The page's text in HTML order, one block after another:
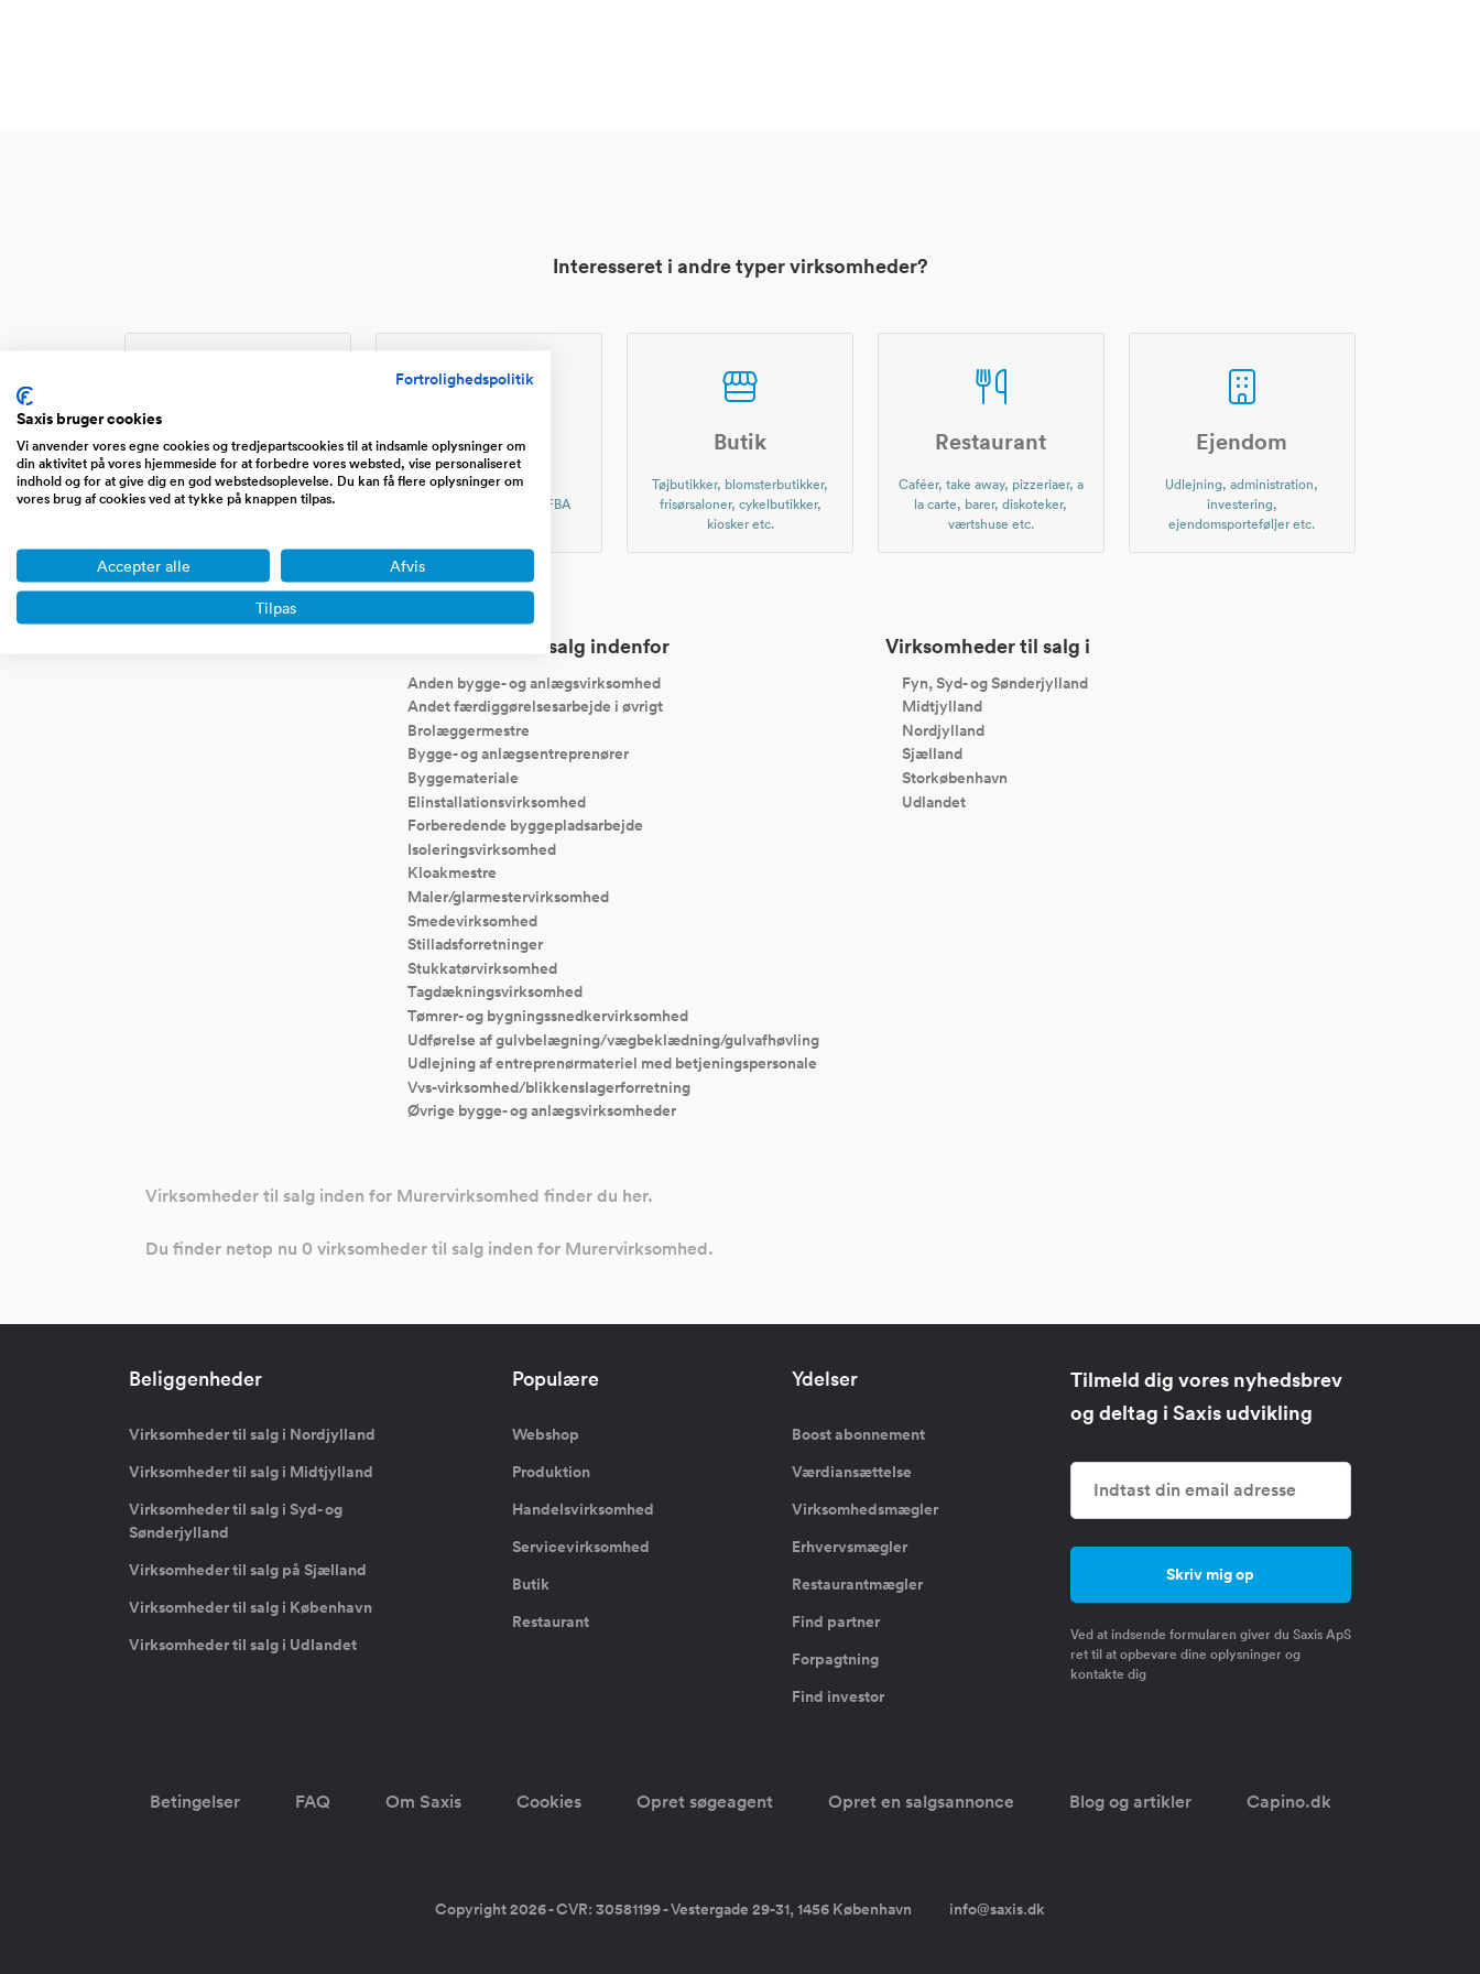
Interesseret i andre typer virksomheder?
Website
Portaler, community sites,
affiliate sites, blogs, saas,
Webshop
Handel over nettet,
dropshipping, Amazon FBA
Butik
Tøjbutikker, blomsterbutikker,
frisørsaloner, cykelbutikker,
kiosker etc.
Restaurant
Caféer, take away, pizzeriaer, a
la carte, barer, diskoteker,
værtshuse etc.
Ejendom
Udlejning, administration,
investering,
ejendomsporteføljer etc.
Virksomheder til salg indenfor
Anden bygge- og anlægsvirksomhed
Andet færdiggørelsesarbejde i øvrigt
Brolæggermestre
Bygge- og anlægsentreprenører
Byggemateriale
Elinstallationsvirksomhed
Forberedende byggepladsarbejde
Isoleringsvirksomhed
Kloakmestre
Maler/glarmestervirksomhed
Smedevirksomhed
Stilladsforretninger
Stukkatørvirksomhed
Tagdækningsvirksomhed
Tømrer- og bygningssnedkervirksomhed
Udførelse af gulvbelægning/vægbeklædning/gulvafhøvling
Udlejning af entreprenørmateriel med betjeningspersonale
Vvs-virksomhed/blikkenslagerforretning
Øvrige bygge- og anlægsvirksomheder
Virksomheder til salg i
Fyn, Syd- og Sønderjylland
Midtjylland
Nordjylland
Sjælland
Storkøbenhavn
Udlandet
Virksomheder til salg inden for Murervirksomhed finder du her.
Du finder netop nu 0 virksomheder til salg inden for Murervirksomhed.
Beliggenheder
Virksomheder til salg i Nordjylland
Virksomheder til salg i Midtjylland
Virksomheder til salg i Syd- og
Sønderjylland
Virksomheder til salg på Sjælland
Virksomheder til salg i København
Virksomheder til salg i Udlandet
Populære
Webshop
Produktion
Handelsvirksomhed
Servicevirksomhed
Butik
Restaurant
Ydelser
Boost abonnement
Værdiansættelse
Virksomhedsmægler
Erhvervsmægler
Restaurantmægler
Find partner
Forpagtning
Find investor
Tilmeld dig vores nyhedsbrev
og deltag i Saxis udvikling
Ved at indsende formularen giver du Saxis ApS
ret til at opbevare dine oplysninger og
kontakte dig
Betingelser FAQ Om Saxis Cookies Opret søgeagent Opret en salgsannonce Blog og artikler Capino.dk
Copyright 2026 - CVR: 30581199 - Vestergade 29-31, 1456 København info@saxis.dk
Fortrolighedspolitik
Saxis bruger cookies
Vi anvender vores egne cookies og tredjepartscookies til at indsamle oplysninger om
din aktivitet på vores hjemmeside for at forbedre vores websted, vise personaliseret
indhold og for at give dig en god webstedsoplevelse. Du kan få flere oplysninger om
vores brug af cookies ved at tykke på knappen tilpas.
Accepter alle Afvis
Tilpas